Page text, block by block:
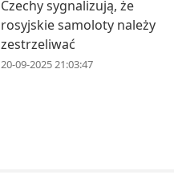
Czechy sygnalizują, że
rosyjskie samoloty należy
zestrzeliwać
20-09-2025 21:03:47